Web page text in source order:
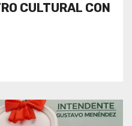
CULTURAL CON